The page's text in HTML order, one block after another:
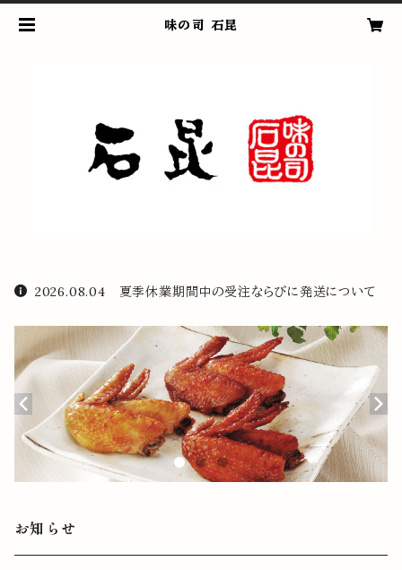
味の司 石昆
2026.08.04 夏季休業期間中の受注ならびに発送について
お知らせ